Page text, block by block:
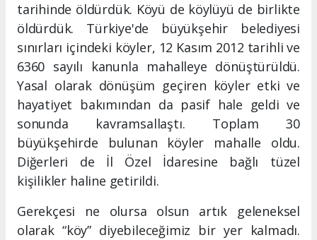
tarihinde öldürdük. Köyü de köylüyü de birlikte
öldürdük. Türkiye'de büyükşehir belediyesi
sınırları içindeki köyler, 12 Kasım 2012 tarihli ve
6360 sayılı kanunla mahalleye dönüştürüldü.
Yasal olarak dönüşüm geçiren köyler etki ve
hayatiyet bakımından da pasif hale geldi ve
sonunda kavramsallaştı. Toplam 30
büyükşehirde bulunan köyler mahalle oldu.
Diğerleri de İl Özel İdaresine bağlı tüzel
kişilikler haline getirildi.
Gerekçesi ne olursa olsun artık geleneksel
olarak “köy” diyebileceğimiz bir yer kalmadı.